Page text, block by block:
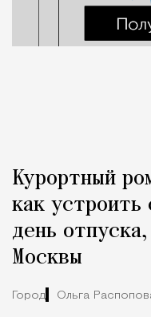
Курортный
как устроить
день
Москвы
Город Ольга